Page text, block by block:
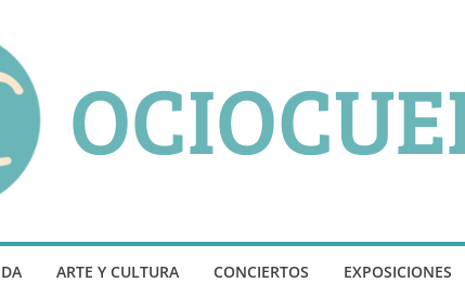
ARTE Y CULTURA CONCIERTOS EXPOSICIONES